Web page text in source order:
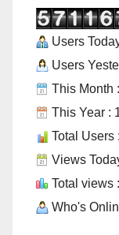
Users
Users
This Month
This Year :
Total Users
Views
Total views
Who's